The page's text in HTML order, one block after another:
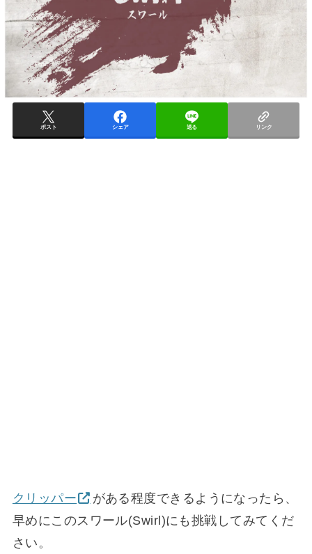
ポスト シェア 送る リンク
クリッパー
がある程度できるようになったら、
早めにこのスワール(Swirl)にも挑戦してみてくだ
さい。